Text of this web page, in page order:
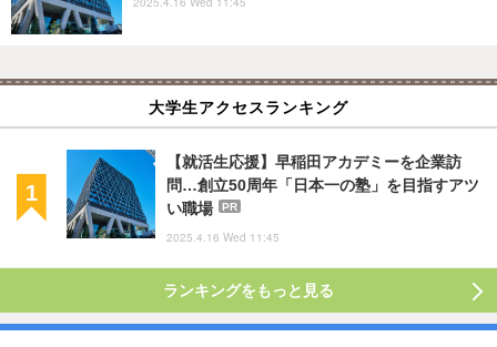
大学生アクセスランキング
【就活生応援】早稲田アカデミーを企業訪
問…創立50周年「日本一の塾」を目指すアツ
い職場
PR
2025.4.16 Wed 11:45
ランキングをもっと見る